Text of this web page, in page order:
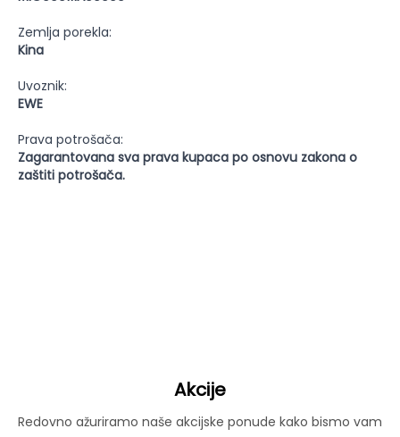
Zemlja porekla:
Kina
Uvoznik:
EWE
Prava potrošača:
Zagarantovana sva prava kupaca po osnovu zakona o
zaštiti potrošača.
Akcije
Redovno ažuriramo naše akcijske ponude kako bismo vam